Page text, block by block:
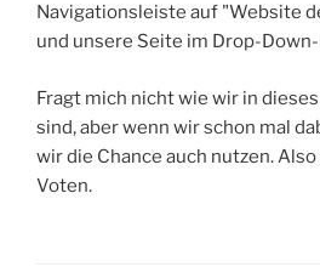
Navigationsleiste auf "Website
und unsere Seite im Drop-
Fragt mich nicht wie wir in
sind, aber wenn wir schon mal
wir die Chance auch nutzen.
Voten.